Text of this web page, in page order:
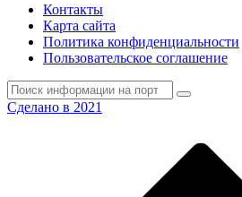
Контакты
Карта сайта
Политика конфиденциальности
Пользовательское соглашение
Сделано в 2021